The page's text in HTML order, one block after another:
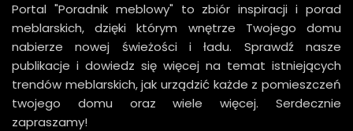
Portal "Poradnik meblowy" to zbiór inspiracji i porad
meblarskich, dzięki którym wnętrze Twojego domu
nabierze nowej świeżości i ładu. Sprawdź nasze
publikacje i dowiedz się więcej na temat istniejących
trendów meblarskich, jak urządzić każde z pomieszczeń
twojego domu oraz wiele więcej. Serdecznie
zapraszamy!